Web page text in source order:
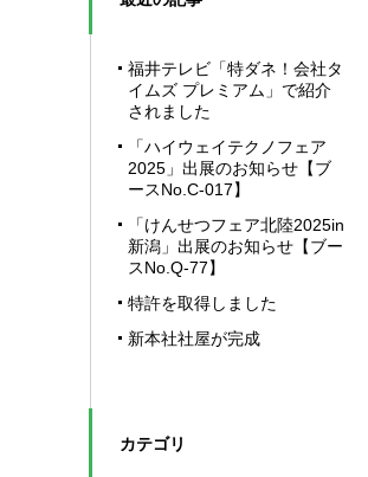
福井テレビ「特ダネ！会社タ
イムズ プレミアム」で紹介
されました
「ハイウェイテクノフェア
2025」出展のお知らせ【ブ
ースNo.C-017】
「けんせつフェア北陸2025in
新潟」出展のお知らせ【ブー
スNo.Q-77】
特許を取得しました
新本社社屋が完成
カテゴリ